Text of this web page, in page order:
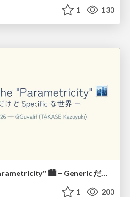
1 130
Welcome to the "Parametricity" 🏙️ − Generic だけど Specific な世界 −
1 200